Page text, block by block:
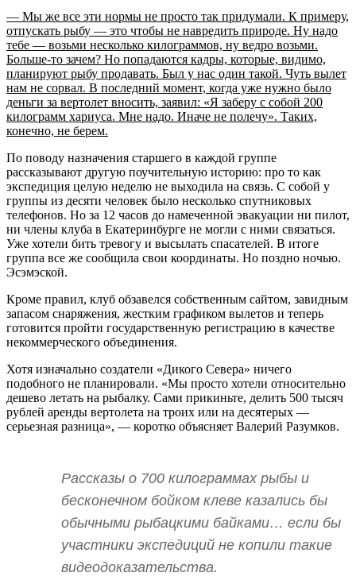
— Мы же все эти нормы не просто так придумали. К примеру,
отпускать рыбу — это чтобы не навредить природе. Ну надо
тебе — возьми несколько килограммов, ну ведро возьми.
Больше-то зачем? Но попадаются кадры, которые, видимо,
планируют рыбу продавать. Был у нас один такой. Чуть вылет
нам не сорвал. В последний момент, когда уже нужно было
деньги за вертолет вносить, заявил: «Я заберу с собой 200
килограмм хариуса. Мне надо. Иначе не полечу». Таких,
конечно, не берем.
По поводу назначения старшего в каждой группе
рассказывают другую поучительную историю: про то как
экспедиция целую неделю не выходила на связь. С собой у
группы из десяти человек было несколько спутниковых
телефонов. Но за 12 часов до намеченной эвакуации ни пилот,
ни члены клуба в Екатеринбурге не могли с ними связаться.
Уже хотели бить тревогу и высылать спасателей. В итоге
группа все же сообщила свои координаты. Но поздно ночью.
Эсэмэской.
Кроме правил, клуб обзавелся собственным сайтом, завидным
запасом снаряжения, жестким графиком вылетов и теперь
готовится пройти государственную регистрацию в качестве
некоммерческого объединения.
Хотя изначально создатели «Дикого Севера» ничего
подобного не планировали. «Мы просто хотели относительно
дешево летать на рыбалку. Сами прикиньте, делить 500 тысяч
рублей аренды вертолета на троих или на десятерых —
серьезная разница», — коротко объясняет Валерий Разумков.
Рассказы о 700 килограммах рыбы и
бесконечном бойком клеве казались бы
обычными рыбацкими байками… если бы
участники экспедиций не копили такие
видеодоказательства.